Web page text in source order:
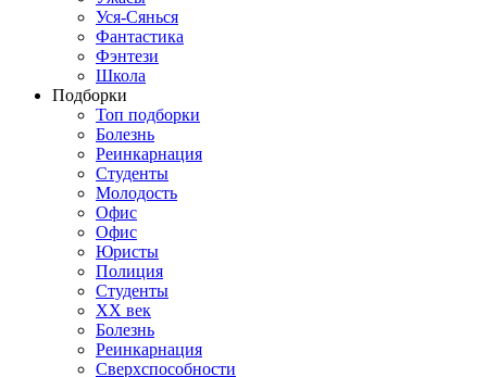
Уся-Сянься
Фантастика
Фэнтези
Школа
Подборки
Топ подборки
Болезнь
Реинкарнация
Студенты
Молодость
Офис
Офис
Юристы
Полиция
Студенты
ХХ век
Болезнь
Реинкарнация
Сверхспособности